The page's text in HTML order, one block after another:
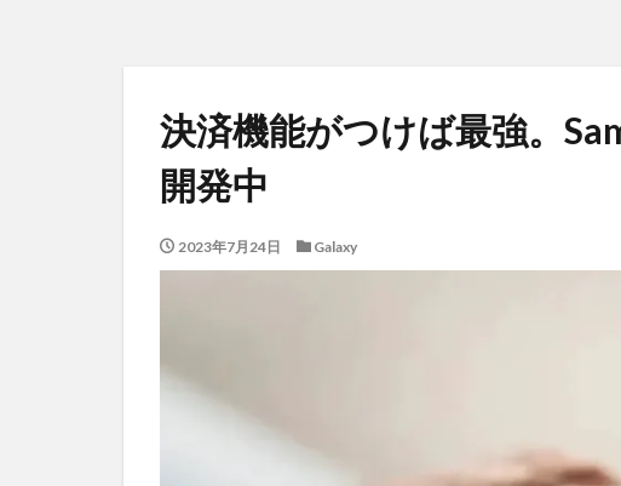
決済機能がつけば最強。
開発中
2023年7月24日 Galaxy